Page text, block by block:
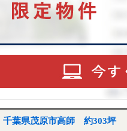
千葉県茂原市高師 約303坪